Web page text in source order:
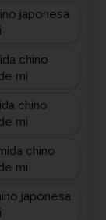
japonesa
chino
mi
chino
mi
chino
mi
japonesa